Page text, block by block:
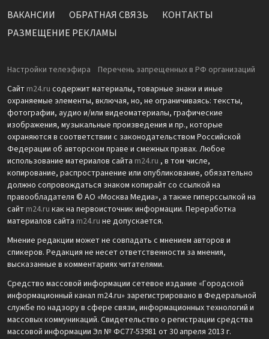
ВАКАНСИИ ОБРАТНАЯ СВЯЗЬ
КОНТАКТЫ
РАЗМЕЩЕНИЕ РЕКЛАМЫ
Настройки телеэфира
Перечень запрещенных в РФ организаций
Сайт m24.ru содержит материалы, товарные знаки и иные
охраняемые элементы, включая, но, не ограничиваясь: тексты,
фотографии, аудио и/или видеоматериалы, графические
изображения, музыкальные произведения и пр., которые
охраняются в соответствии с законодательством Российской
Федерации об авторском праве и смежных правах. Любое
использование материалов сайта m24.ru , в том числе,
копирование, распространение или опубликование, обязательно
должно сопровождаться знаком копирайт со ссылкой на
правообладателя © АО «Москва Медиа», а также гиперссылкой на
сайт m24.ru как на первоисточник информации. Переработка
материалов сайта m24.ru не допускается.
Мнение редакции может не совпадать с мнением авторов и
спикеров. Редакция не несет ответственности за мнения,
высказанные в комментариях читателями.
Средство массовой информации сетевое издание «Городской
информационный канал m24.ru» зарегистрировано в Федеральной
службе по надзору в сфере связи, информационных технологий и
массовых коммуникаций. Свидетельство о регистрации средства
массовой информации Эл № ФС77-53981 от 30 апреля 2013 г.